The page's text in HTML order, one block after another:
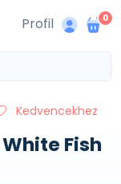
Profil 0
Kedvencekhez
Fish